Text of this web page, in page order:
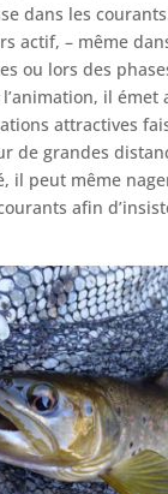
dans les
actif, – même
ou lors des
il émet
attractives
de grandes
il peut même
afin